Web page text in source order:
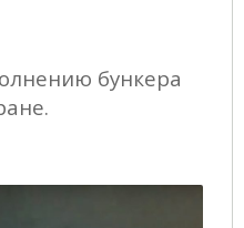
бункера